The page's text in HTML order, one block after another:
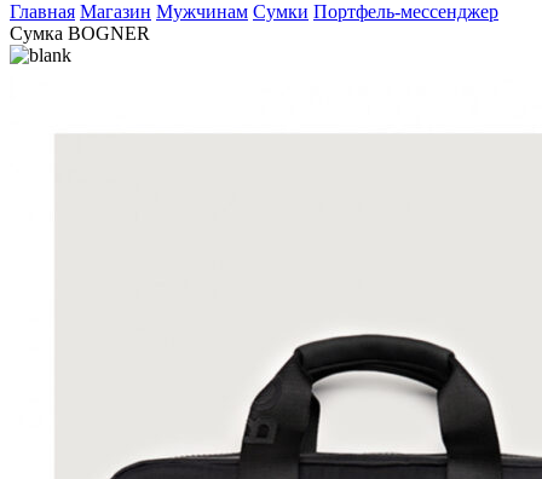
Главная Магазин Мужчинам Сумки Портфель-мессенджер
Сумка BOGNER